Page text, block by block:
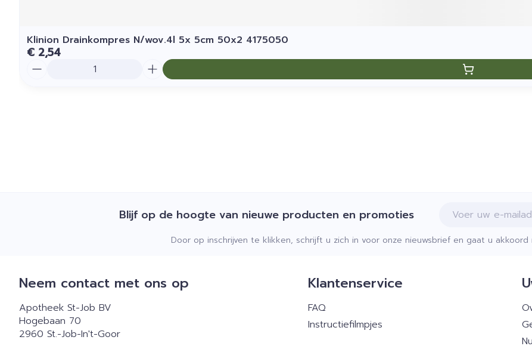
Klinion Drainkompres N/wov.4l 5x 5cm 50x2 4175050
€ 2,54
Blijf op de hoogte van nieuwe producten en promoties
Door op inschrijven te klikken, schrijft u zich in voor onze nieuwsbrief en gaat u akkoord
Neem contact met ons op
Apotheek St-Job BV
Hogebaan 70
2960 St.-Job-In't-Goor
Klantenservice
FAQ
Instructiefilmpjes